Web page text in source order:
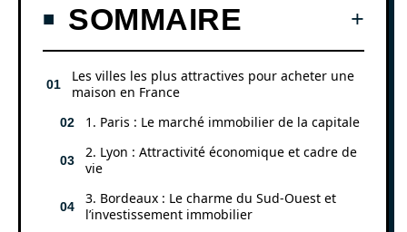
SOMMAIRE
Les villes les plus attractives pour acheter une
maison en France
1. Paris : Le marché immobilier de la capitale
2. Lyon : Attractivité économique et cadre de
vie
3. Bordeaux : Le charme du Sud-Ouest et
l’investissement immobilier